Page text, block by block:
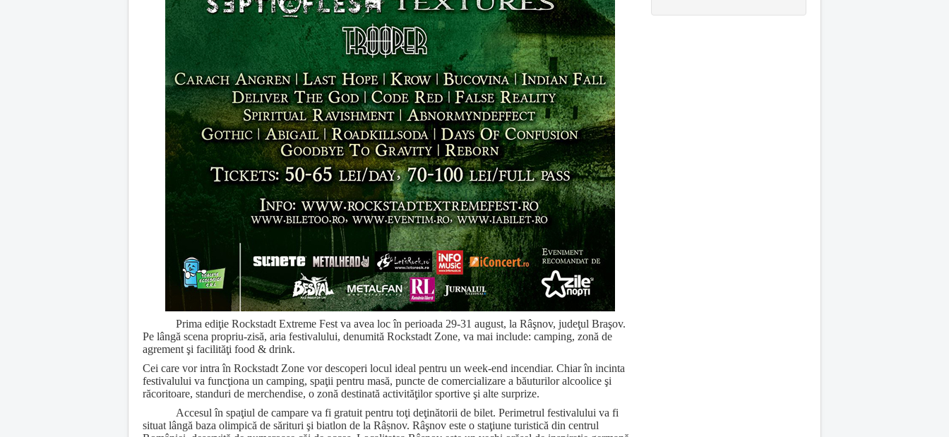
Prima ediţie Rockstadt Extreme Fest va avea loc în perioada 29-31 august, la Râşnov, judeţul Braşov.
Pe lângă scena propriu-zisă, aria festivalului, denumită Rockstadt Zone, va mai include: camping, zonă de
agrement şi facilităţi food & drink.
Cei care vor intra în Rockstadt Zone vor descoperi locul ideal pentru un week-end incendiar. Chiar în incinta
festivalului va funcţiona un camping, spaţii pentru masă, puncte de comercializare a băuturilor alcoolice şi
răcoritoare, standuri de merchendise, o zonă destinată activităţilor sportive şi alte surprize.
Accesul în spaţiul de campare va fi gratuit pentru toţi deţinătorii de bilet. Perimetrul festivalului va fi
situat lângă baza olimpică de sărituri şi biatlon de la Râșnov. Râşnov este o staţiune turistică din centrul